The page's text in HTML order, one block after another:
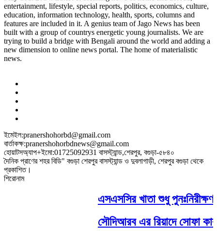
entertainment, lifestyle, special reports, politics, economics, culture,
education, information technology, health, sports, columns and
features are included in it. A genius team of Jago News has been
built with a group of countrys energetic young journalists. We are
trying to build a bridge with Bengali around the world and adding a
new dimension to online news portal. The home of materialistic
news.
ইমেইল:pranershohorbd@gmail.com
বার্তাকক্ষ:pranershohorbdnews@gmail.com
হোয়াটসঅ্যাপ+ইমো:01725092931 বাসস্ট্যান্ড,শেরপুর, বগুড়া-৫৮৪০
দৈনিক প্রাণের শহর বিডি" বগুড়া শেরপুর বাসস্ট্যান্ড ও দুবলাগাড়ী, শেরপুর বগুড়া থেকে
প্রকাশিত।
শিরোনাম
এসএসসির খাতা শুধু পুনঃনিরীক্ষণ
সৌদিআরব এর রিয়াদে সোফা